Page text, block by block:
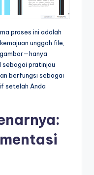
proses ini adalah
unggah file,
sebagai pratinjau
berfungsi sebagai
setelah Anda